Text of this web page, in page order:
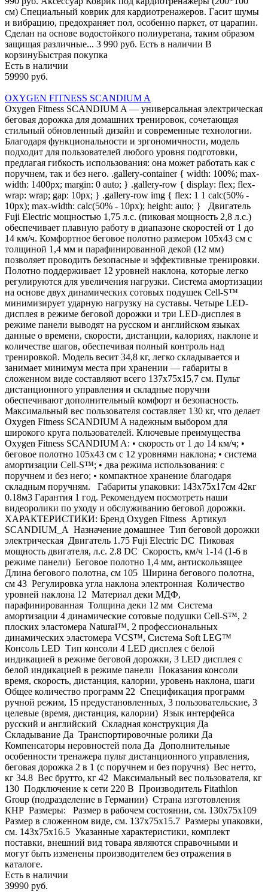
см) Специальный коврик для кардиотренажеров. Гасит шумы
и вибрацию, предохраняет пол, особенно паркет, от царапин.
Сделан на основе водостойкого полиуретана, таким образом
защищая различные... 3 990 руб. Есть в наличии В
корзинуБыстрая покупка
Есть в наличии
59990 руб.
OXYGEN FITNESS SCANDIUM A
Oxygen Fitness SCANDIUM A — универсальная электрическая
беговая дорожка для домашних тренировок, сочетающая
стильный обновленный дизайн и современные технологии.
Благодаря функциональности и эргономичности, модель
подходит для пользователей любого уровня подготовки,
предлагая гибкость использования: она может работать как с
поручнем, так и без него. .gallery-container { width: 100%; max-
width: 1400px; margin: 0 auto; } .gallery-row { display: flex; flex-
wrap: wrap; gap: 10px; } .gallery-row img { flex: 1 1 calc(50% -
10px); max-width: calc(50% - 10px); height: auto; } Двигатель
Fuji Electric мощностью 1,75 л.с. (пиковая мощность 2,8 л.с.)
обеспечивает плавную работу в диапазоне скоростей от 1 до
14 км/ч. Комфортное беговое полотно размером 105х43 см с
толщиной 1,4 мм и парафинированной декой (12 мм)
позволяет проводить безопасные и эффективные тренировки.
Полотно поддерживает 12 уровней наклона, которые легко
регулируются для увеличения нагрузки. Система амортизации
на основе двух динамических сотовых подушек Cell-S™
минимизирует ударную нагрузку на суставы. Четыре LED-
дисплея в режиме беговой дорожки и три LED-дисплея в
режиме панели выводят на русском и английском языках
данные о времени, скорости, дистанции, калориях, наклоне и
количестве шагов, обеспечивая полный контроль над
тренировкой. Модель весит 34,8 кг, легко складывается и
занимает минимум места при хранении — габариты в
сложенном виде составляют всего 137х75х15,7 см. Пульт
дистанционного управления и складные поручни
обеспечивают дополнительный комфорт и безопасность.
Максимальный вес пользователя составляет 130 кг, что делает
Oxygen Fitness SCANDIUM A надежным выбором для
широкого круга пользователей. Ключевые преимущества
Oxygen Fitness SCANDIUM A: • скорость от 1 до 14 км/ч; •
беговое полотно 105х43 см с 12 уровнями наклона; • система
амортизации Cell-S™; • два режима использования: с
поручнем и без него; • компактное хранение благодаря
складным поручням. Габариты упаковки: 143х75х17см 42кг
0.18м3 Гарантия 1 год. Рекомендуем посмотреть наши
видеоролики по уходу и обслуживанию беговой дорожки.
ХАРАКТЕРИСТИКИ: Бренд Oxygen Fitness Артикул
SCANDIUM_A Назначение домашнее Тип беговой дорожки
электрическая Двигатель 1.75 Fuji Electric DC Пиковая
мощность двигателя, л.с. 2.8 DC Скорость, км/ч 1-14 (1-6 в
режиме панели) Беговое полотно 1,4 мм, антискользящее
Длина бегового полотна, см 105 Ширина бегового полотна,
см 43 Регулировка угла наклона электронная Количество
уровней наклона 12 Материал деки МДФ,
парафинированная Толщина деки 12 мм Система
амортизации 4 динамические сотовые подушки Cell-S™, 2
плоских эластомера Natural™, 2 профессиональных
динамических эластомера VCS™, Система Soft LEG™
Консоль LED Тип консоли 4 LED дисплея с белой
индикацией в режиме беговой дорожки, 3 LED дисплея с
белой индикацией в режиме панели Показания консоли
время, скорость, дистанция, калории, уровень наклона, шаги
Общее количество программ 22 Спецификация программ
ручной режим, 15 предустановленных, 3 пользовательские, 3
целевые (время, дистанция, калории) Язык интерфейса
русский и английский Складная конструкция Да
Складывание Да Транспортировочные ролики Да
Компенсаторы неровностей пола Да Дополнительные
особенности тренажера пульт дистанционного управления,
беговая дорожка 2 в 1 (с поручнем и без поручня) Вес нетто,
кг 34.8 Вес брутто, кг 42 Максимальный вес пользователя, кг
130 Подключение к сети 220 В Производитель Fitathlon
Group (подразделение в Германии) Страна изготовления
КНР Размеры: Размер в рабочем состоянии, см. 130х75x109
Размер в сложенном виде, см. 137х75x15.7 Размеры упаковки,
см. 143х75x16.5 Указанные характеристики, комплект
поставки, внешний вид товара являются справочными и
могут быть изменены производителем без отражения в
каталоге.
Есть в наличии
39990 руб.